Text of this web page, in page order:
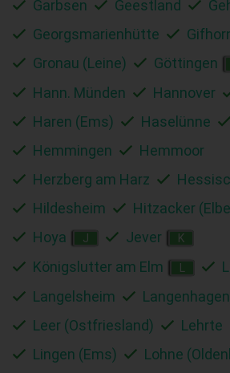
Garbsen Geestland
Georgsmarienhütte
Gronau (Leine)
Göttingen
Hann. Münden
Hannover
Haren (Ems)
Haselünne
Hemmingen
Hemmoor
Herzberg am Harz
Hildesheim
Hitzacker
Hoya
J Jever K
Königslutter am Elm
Langelsheim
Langenhagen
Leer (Ostfriesland)
Lehrte
Lingen (Ems)
Lohne